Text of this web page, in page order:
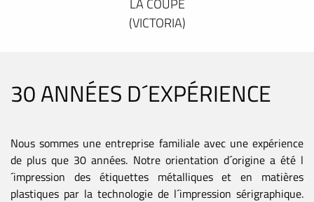
LA COUPE
(VICTORIA)
30 ANNÉES D´EXPÉRIENCE
Nous sommes une entreprise familiale avec une expérience
de plus que 30 années. Notre orientation d´origine a été l
´impression des étiquettes métalliques et en matières
plastiques par la technologie de l´impression sérigraphique.